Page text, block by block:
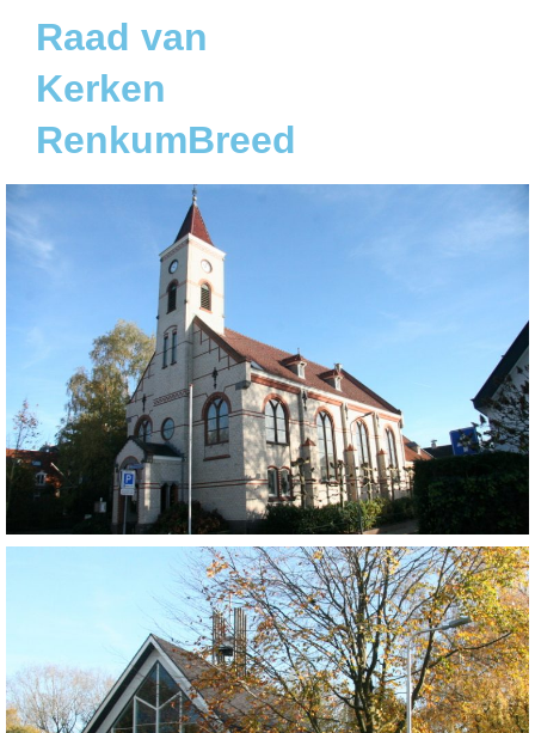
Raad van
Kerken
RenkumBreed